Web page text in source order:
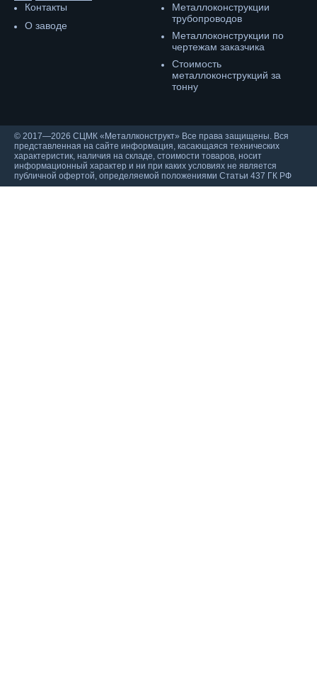
Контакты
О заводе
Металлоконструкции
трубопроводов
Металлоконструкции по
чертежам заказчика
Cтоимость
металлоконструкций за
тонну
© 2017—2026 СЦМК «Металлконструкт» Все права защищены. Вся
представленная на сайте информация, касающаяся технических
характеристик, наличия на складе, стоимости товаров, носит
информационный характер и ни при каких условиях не является
публичной офертой, определяемой положениями Статьи 437 ГК РФ